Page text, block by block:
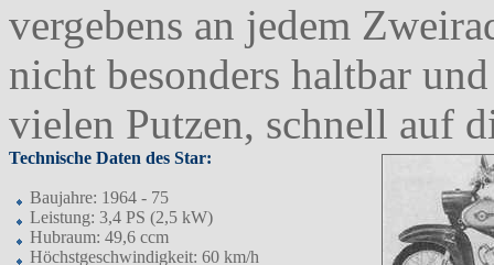
vergebens an jedem
nicht besonders haltbar
vielen Putzen, schnell auf
Technische Daten des Star:
Baujahre: 1964 - 75
Leistung: 3,4 PS (2,5 kW)
Hubraum: 49,6 ccm
Höchstgeschwindigkeit: 60 km/h